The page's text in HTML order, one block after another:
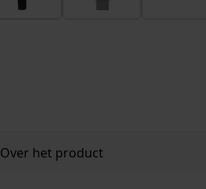
Over het product